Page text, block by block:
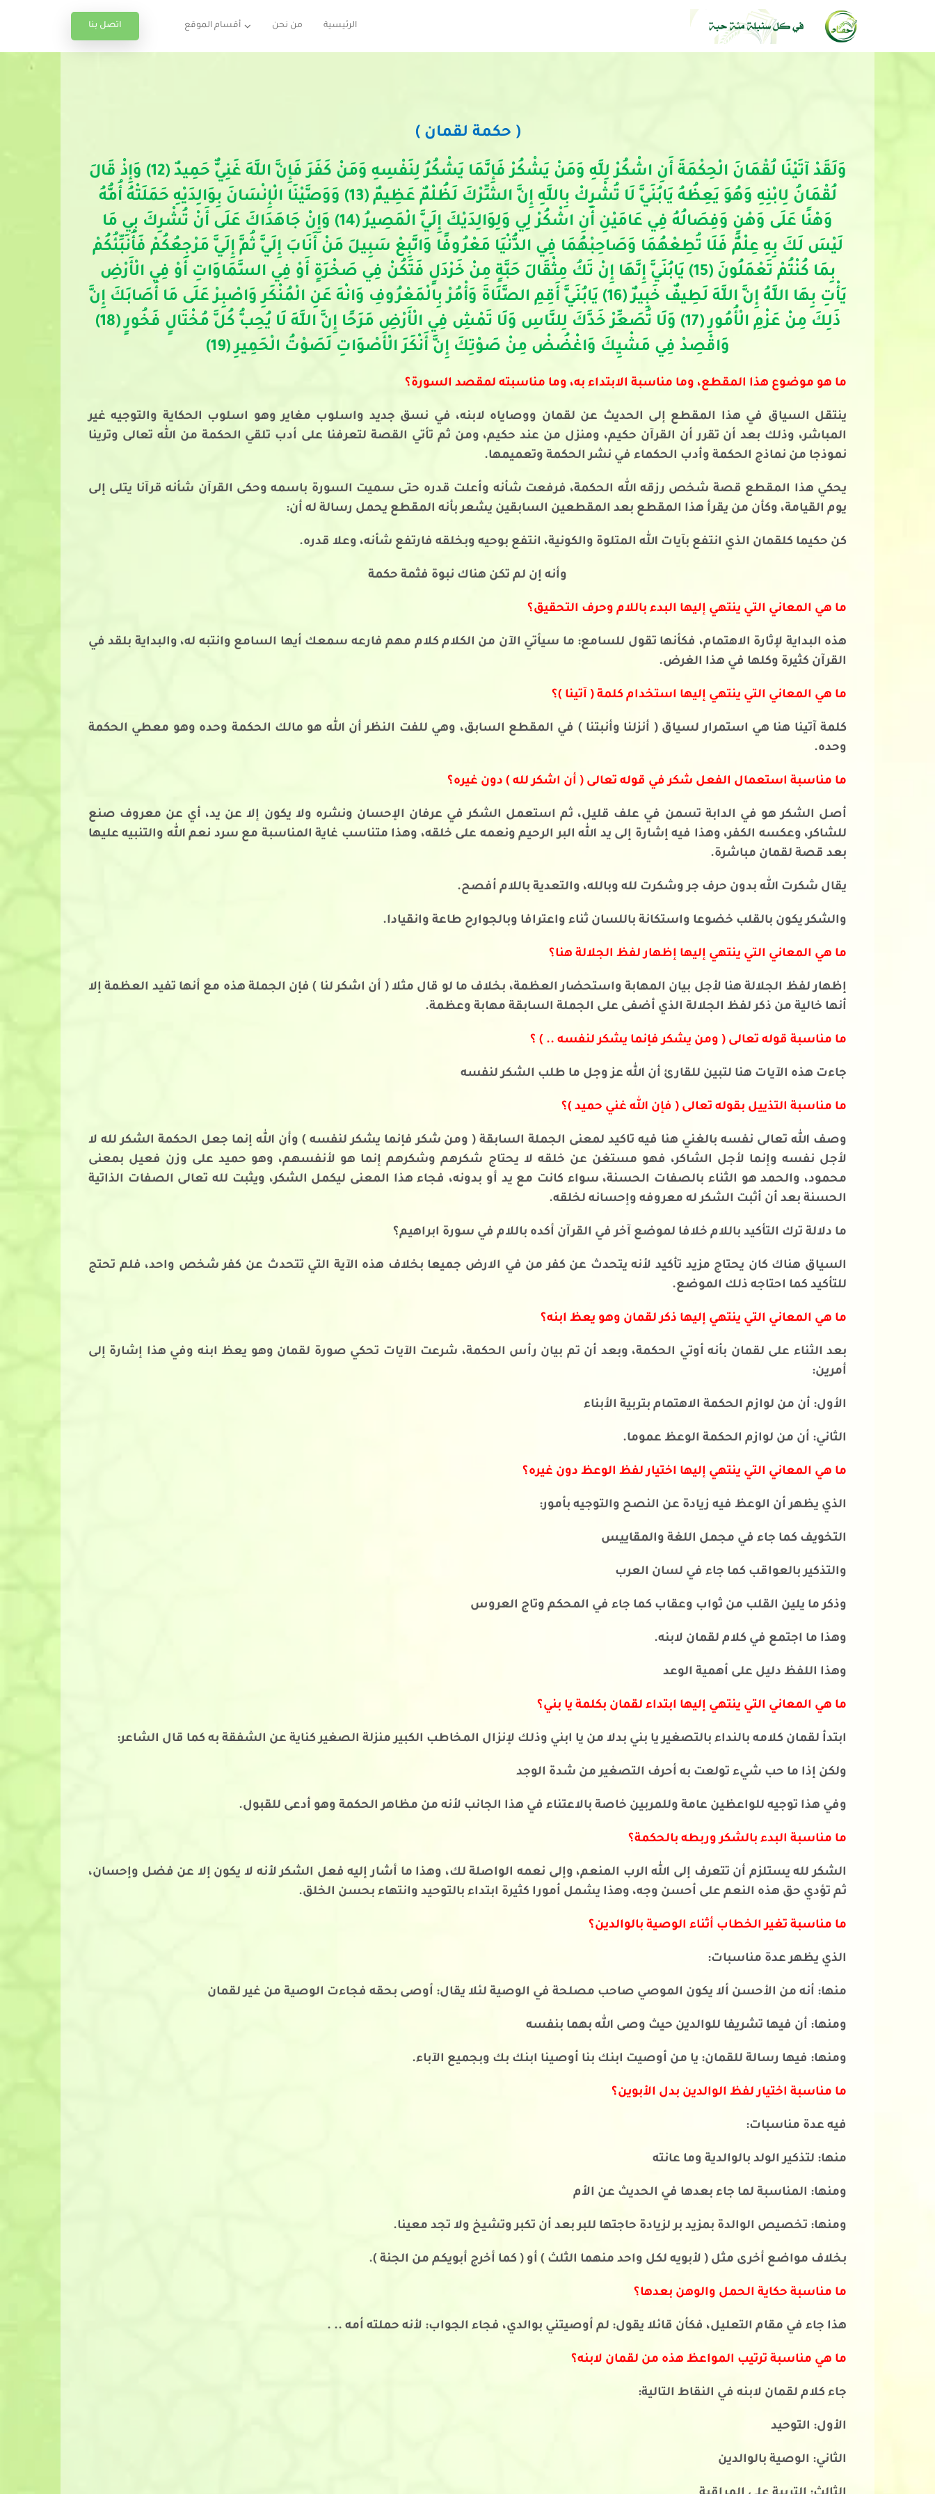
اتصل بنا الرئيسية من نحن أقسام الموقع
( حكمة لقمان )
وَلَقَدْ آتَيْنَا لُقْمَانَ الْحِكْمَةَ أَنِ اشْكُرْ لِلَّهِ وَمَنْ يَشْكُرْ فَإِنَّمَا يَشْكُرُ لِنَفْسِهِ وَمَنْ كَفَرَ فَإِنَّ اللَّهَ غَنِيٌّ حَمِيدٌ (12) وَإِذْ قَالَ
لُقْمَانُ لِابْنِهِ وَهُوَ يَعِظُهُ يَابُنَيَّ لَا تُشْرِكْ بِاللَّهِ إِنَّ الشِّرْكَ لَظُلْمٌ عَظِيمٌ (13) وَوَصَّيْنَا الْإِنْسَانَ بِوَالِدَيْهِ حَمَلَتْهُ أُمُّهُ
وَهْنًا عَلَى وَهْنٍ وَفِصَالُهُ فِي عَامَيْنِ أَنِ اشْكُرْ لِي وَلِوَالِدَيْكَ إِلَيَّ الْمَصِيرُ (14) وَإِنْ جَاهَدَاكَ عَلَى أَنْ تُشْرِكَ بِي مَا
لَيْسَ لَكَ بِهِ عِلْمٌ فَلَا تُطِعْهُمَا وَصَاحِبْهُمَا فِي الدُّنْيَا مَعْرُوفًا وَاتَّبِعْ سَبِيلَ مَنْ أَنَابَ إِلَيَّ ثُمَّ إِلَيَّ مَرْجِعُكُمْ فَأُنَبِّئُكُمْ
بِمَا كُنْتُمْ تَعْمَلُونَ (15) يَابُنَيَّ إِنَّهَا إِنْ تَكُ مِثْقَالَ حَبَّةٍ مِنْ خَرْدَلٍ فَتَكُنْ فِي صَخْرَةٍ أَوْ فِي السَّمَاوَاتِ أَوْ فِي الْأَرْضِ
يَأْتِ بِهَا اللَّهُ إِنَّ اللَّهَ لَطِيفٌ خَبِيرٌ (16) يَابُنَيَّ أَقِمِ الصَّلَاةَ وَأْمُرْ بِالْمَعْرُوفِ وَانْهَ عَنِ الْمُنْكَرِ وَاصْبِرْ عَلَى مَا أَصَابَكَ إِنَّ
ذَلِكَ مِنْ عَزْمِ الْأُمُورِ (17) وَلَا تُصَعِّرْ خَدَّكَ لِلنَّاسِ وَلَا تَمْشِ فِي الْأَرْضِ مَرَحًا إِنَّ اللَّهَ لَا يُحِبُّ كُلَّ مُخْتَالٍ فَخُورٍ (18)
وَاقْصِدْ فِي مَشْيِكَ وَاغْضُضْ مِنْ صَوْتِكَ إِنَّ أَنْكَرَ الْأَصْوَاتِ لَصَوْتُ الْحَمِيرِ (19)
ما هو موضوع هذا المقطع، وما مناسبة الابتداء به، وما مناسبته لمقصد السورة؟
ينتقل السياق في هذا المقطع إلى الحديث عن لقمان ووصاياه لابنه، في نسق جديد واسلوب مغاير وهو اسلوب الحكاية والتوجيه غير
المباشر، وذلك بعد أن تقرر أن القرآن حكيم، ومنزل من عند حكيم، ومن ثم تأتي القصة لتعرفنا على أدب تلقي الحكمة من الله تعالى وترينا
نموذجا من نماذج الحكمة وأدب الحكماء في نشر الحكمة وتعميمها.
يحكي هذا المقطع قصة شخص رزقه الله الحكمة، فرفعت شأنه وأعلت قدره حتى سميت السورة باسمه وحكى القرآن شأنه قرآنا يتلى إلى
يوم القيامة، وكأن من يقرأ هذا المقطع بعد المقطعين السابقين يشعر بأنه المقطع يحمل رسالة له أن:
كن حكيما كلقمان الذي انتفع بآيات الله المتلوة والكونية، انتفع بوحيه وبخلقه فارتفع شأنه، وعلا قدره.
وأنه إن لم تكن هناك نبوة فثمة حكمة
ما هي المعاني التي ينتهي إليها البدء باللام وحرف التحقيق؟
هذه البداية لإثارة الاهتمام، فكأنها تقول للسامع: ما سيأتي الآن من الكلام كلام مهم فارعه سمعك أيها السامع وانتبه له، والبداية بلقد في
القرآن كثيرة وكلها في هذا الغرض.
ما هي المعاني التي ينتهي إليها استخدام كلمة ( آتينا )؟
كلمة آتينا هنا هي استمرار لسياق ( أنزلنا وأنبتنا ) في المقطع السابق، وهي للفت النظر أن الله هو مالك الحكمة وحده وهو معطي الحكمة
وحده.
ما مناسبة استعمال الفعل شكر في قوله تعالى ( أن اشكر لله ) دون غيره؟
أصل الشكر هو في الدابة تسمن في علف قليل، ثم استعمل الشكر في عرفان الإحسان ونشره ولا يكون إلا عن يد، أي عن معروف صنع
للشاكر، وعكسه الكفر، وهذا فيه إشارة إلى يد الله البر الرحيم ونعمه على خلقه، وهذا متناسب غاية المناسبة مع سرد نعم الله والتنبيه عليها
بعد قصة لقمان مباشرة.
يقال شكرت الله بدون حرف جر وشكرت لله وبالله، والتعدية باللام أفصح.
والشكر يكون بالقلب خضوعا واستكانة باللسان ثناء واعترافا وبالجوارح طاعة وانقيادا.
ما هي المعاني التي ينتهي إليها إظهار لفظ الجلالة هنا؟
إظهار لفظ الجلالة هنا لأجل بيان المهابة واستحضار العظمة، بخلاف ما لو قال مثلا ( أن اشكر لنا ) فإن الجملة هذه مع أنها تفيد العظمة إلا
أنها خالية من ذكر لفظ الجلالة الذي أضفى على الجملة السابقة مهابة وعظمة.
ما مناسبة قوله تعالى ( ومن يشكر فإنما يشكر لنفسه .. ) ؟
جاءت هذه الآيات هنا لتبين للقارئ أن الله عز وجل ما طلب الشكر لنفسه
ما مناسبة التذييل بقوله تعالى ( فإن الله غني حميد )؟
وصف الله تعالى نفسه بالغني هنا فيه تاكيد لمعنى الجملة السابقة ( ومن شكر فإنما يشكر لنفسه ) وأن الله إنما جعل الحكمة الشكر لله لا
لأجل نفسه وإنما لأجل الشاكر، فهو مستغن عن خلقه لا يحتاج شكرهم وشكرهم إنما هو لأنفسهم، وهو حميد على وزن فعيل بمعنى
محمود، والحمد هو الثناء بالصفات الحسنة، سواء كانت مع يد أو بدونه، فجاء هذا المعنى ليكمل الشكر، ويثبت لله تعالى الصفات الذاتية
الحسنة بعد أن أثبت الشكر له معروفه وإحسانه لخلقه.
ما دلالة ترك التأكيد باللام خلافا لموضع آخر في القرآن أكده باللام في سورة ابراهيم؟
السياق هناك كان يحتاج مزيد تأكيد لأنه يتحدث عن كفر من في الارض جميعا بخلاف هذه الآية التي تتحدث عن كفر شخص واحد، فلم تحتج
للتأكيد كما احتاجه ذلك الموضع.
ما هي المعاني التي ينتهي إليها ذكر لقمان وهو يعظ ابنه؟
بعد الثناء على لقمان بأنه أوتي الحكمة، وبعد أن تم بيان رأس الحكمة، شرعت الآيات تحكي صورة لقمان وهو يعظ ابنه وفي هذا إشارة إلى
أمرين:
الأول: أن من لوازم الحكمة الاهتمام بتربية الأبناء
الثاني: أن من لوازم الحكمة الوعظ عموما.
ما هي المعاني التي ينتهي إليها اختيار لفظ الوعظ دون غيره؟
الذي يظهر أن الوعظ فيه زيادة عن النصح والتوجيه بأمور:
التخويف كما جاء في مجمل اللغة والمقاييس
والتذكير بالعواقب كما جاء في لسان العرب
وذكر ما يلين القلب من ثواب وعقاب كما جاء في المحكم وتاج العروس
وهذا ما اجتمع في كلام لقمان لابنه.
وهذا اللفظ دليل على أهمية الوعد
ما هي المعاني التي ينتهي إليها ابتداء لقمان بكلمة يا بني؟
ابتدأ لقمان كلامه بالنداء بالتصغير يا بني بدلا من يا ابني وذلك لإنزال المخاطب الكبير منزلة الصغير كناية عن الشفقة به كما قال الشاعر:
ولكن إذا ما حب شيء تولعت به أحرف التصغير من شدة الوجد
وفي هذا توجيه للواعظين عامة وللمربين خاصة بالاعتناء في هذا الجانب لأنه من مظاهر الحكمة وهو أدعى للقبول.
ما مناسبة البدء بالشكر وربطه بالحكمة؟
الشكر لله يستلزم أن تتعرف إلى الله الرب المنعم، وإلى نعمه الواصلة لك، وهذا ما أشار إليه فعل الشكر لأنه لا يكون إلا عن فضل وإحسان،
ثم تؤدي حق هذه النعم على أحسن وجه، وهذا يشمل أمورا كثيرة ابتداء بالتوحيد وانتهاء بحسن الخلق.
ما مناسبة تغير الخطاب أثناء الوصية بالوالدين؟
الذي يظهر عدة مناسبات:
منها: أنه من الأحسن ألا يكون الموصي صاحب مصلحة في الوصية لئلا يقال: أوصى بحقه فجاءت الوصية من غير لقمان
ومنها: أن فيها تشريفا للوالدين حيث وصى الله بهما بنفسه
ومنها: فيها رسالة للقمان: يا من أوصيت ابنك بنا أوصينا ابنك بك وبجميع الآباء.
ما مناسبة اختيار لفظ الوالدين بدل الأبوين؟
فيه عدة مناسبات:
منها: لتذكير الولد بالوالدية وما عانته
ومنها: المناسبة لما جاء بعدها في الحديث عن الأم
ومنها: تخصيص الوالدة بمزيد بر لزيادة حاجتها للبر بعد أن تكبر وتشيخ ولا تجد معينا.
بخلاف مواضع أخرى مثل ( لأبويه لكل واحد منهما الثلث ) أو ( كما أخرج أبويكم من الجنة ).
ما مناسبة حكاية الحمل والوهن بعدها؟
هذا جاء في مقام التعليل، فكأن قائلا يقول: لم أوصيتني بوالدي، فجاء الجواب: لأنه حملته أمه .. .
ما هي مناسبة ترتيب المواعظ هذه من لقمان لابنه؟
جاء كلام لقمان لابنه في النقاط التالية:
الأول: التوحيد
الثاني: الوصية بالوالدين